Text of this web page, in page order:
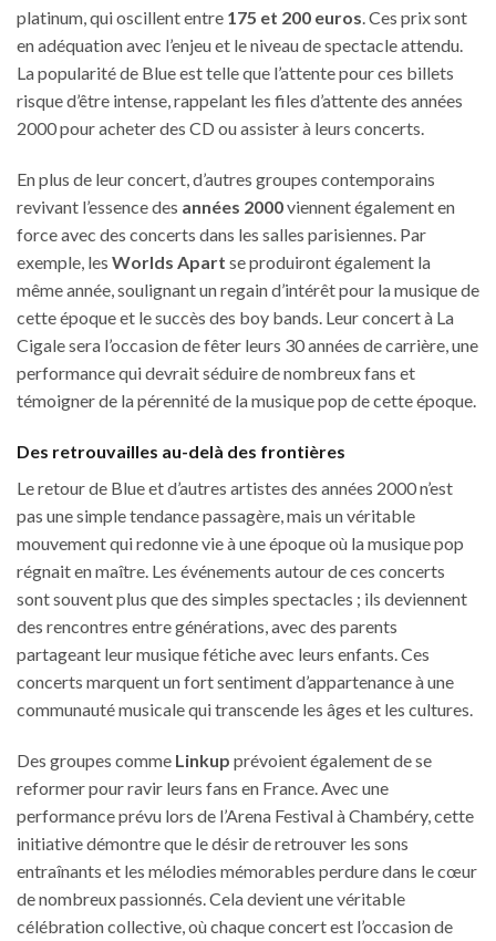
platinum, qui oscillent entre 175 et 200 euros. Ces prix sont
en adéquation avec l’enjeu et le niveau de spectacle attendu.
La popularité de Blue est telle que l’attente pour ces billets
risque d’être intense, rappelant les files d’attente des années
2000 pour acheter des CD ou assister à leurs concerts.
En plus de leur concert, d’autres groupes contemporains
revivant l’essence des années 2000viennent également en
force avec des concerts dans les salles parisiennes. Par
exemple, les Worlds Apart se produiront également la
même année, soulignant un regain d’intérêt pour la musique de
cette époque et le succès des boy bands. Leur concert à La
Cigale sera l’occasion de fêter leurs 30 années de carrière, une
performance qui devrait séduire de nombreux fans et
témoigner de la pérennité de la musique pop de cette époque.
Des retrouvailles au-delà des frontières
Le retour de Blue et d’autres artistes des années 2000 n’est
pas une simple tendance passagère, mais un véritable
mouvement qui redonne vie à une époque où la musique pop
régnait en maître. Les événements autour de ces concerts
sont souvent plus que des simples spectacles ; ils deviennent
des rencontres entre générations, avec des parents
partageant leur musique fétiche avec leurs enfants. Ces
concerts marquent un fort sentiment d’appartenance à une
communauté musicale qui transcende les âges et les cultures.
Des groupes comme Linkup prévoient également de se
reformer pour ravir leurs fans en France. Avec une
performance prévu lors de l’Arena Festival à Chambéry, cette
initiative démontre que le désir de retrouver les sons
entraînants et les mélodies mémorables perdure dans le cœur
de nombreux passionnés. Cela devient une véritable
célébration collective, où chaque concert est l’occasion de